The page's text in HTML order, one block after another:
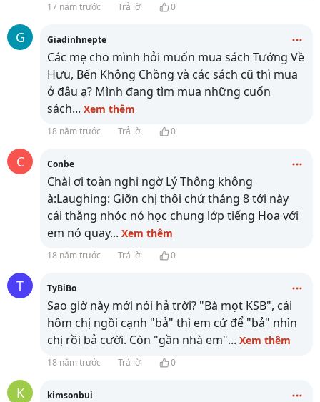
17 năm trước Trả lời 0
G Giadinhnepte
Các mẹ cho mình hỏi muốn mua sách Tướng Về
Hưu, Bến Không Chồng và các sách cũ thì mua
ở đâu ạ? Mình đang tìm mua những cuốn
sách... Xem thêm
18 năm trước Trả lời 0
C Conbe
Chài ơi toàn nghi ngờ Lý Thông không
à:Laughing: Giỡn chị thôi chứ tháng 8 tới này
cái thằng nhóc nó học chung lớp tiếng Hoa với
em nó quay... Xem thêm
18 năm trước Trả lời 0
T TyBiBo
Sao giờ này mới nói hả trời? "Bà mọt KSB", cái
hôm chị ngồi cạnh "bả" thì em cứ để "bả" nhìn
chị rồi bả cười. Còn "gần nhà em"... Xem thêm
18 năm trước Trả lời 0
K kimsonbui